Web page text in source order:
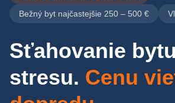
Bežný byt najčastejšie 250 – 500 €
Sťahovanie
stresu. Cenu